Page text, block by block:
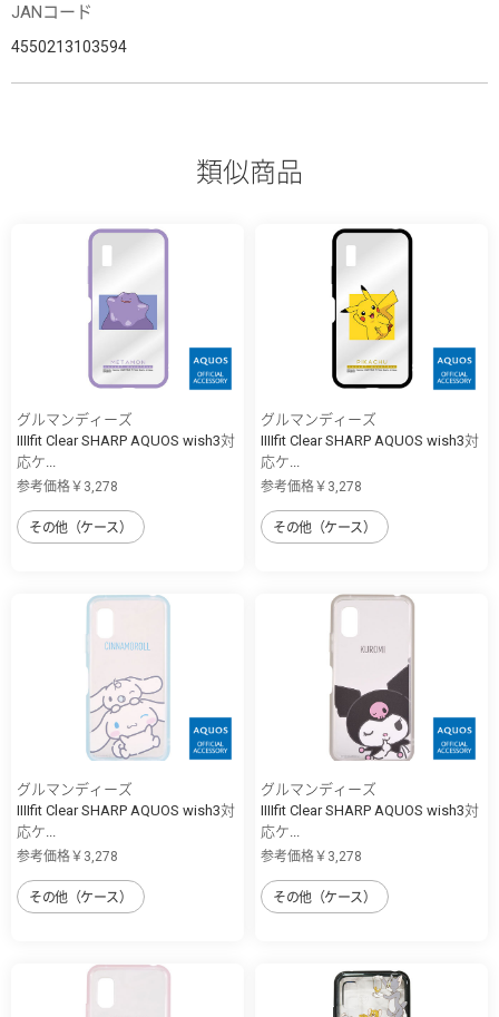
JANコード
4550213103594
類似商品
グルマンディーズ
IIIIfit Clear SHARP AQUOS wish3対
応ケ...
参考価格￥3,278
その他（ケース）
グルマンディーズ
IIIIfit Clear SHARP AQUOS wish3対
応ケ...
参考価格￥3,278
その他（ケース）
グルマンディーズ
IIIIfit Clear SHARP AQUOS wish3対
応ケ...
参考価格￥3,278
その他（ケース）
グルマンディーズ
IIIIfit Clear SHARP AQUOS wish3対
応ケ...
参考価格￥3,278
その他（ケース）